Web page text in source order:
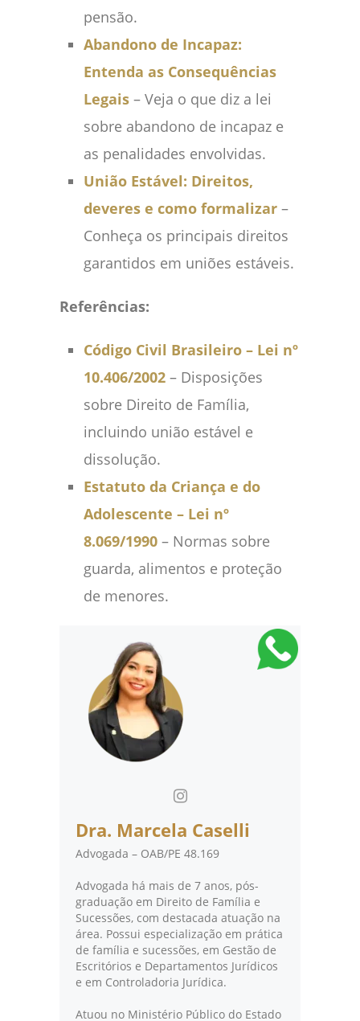
pensão.
Abandono de Incapaz:
Entenda as Consequências
Legais – Veja o que diz a lei
sobre abandono de incapaz e
as penalidades envolvidas.
União Estável: Direitos,
deveres e como formalizar –
Conheça os principais direitos
garantidos em uniões estáveis.
Referências:
Código Civil Brasileiro – Lei nº
10.406/2002 – Disposições
sobre Direito de Família,
incluindo união estável e
dissolução.
Estatuto da Criança e do
Adolescente – Lei nº
8.069/1990 – Normas sobre
guarda, alimentos e proteção
de menores.
Dra. Marcela Caselli
Advogada – OAB/PE 48.169
Advogada há mais de 7 anos, pós-
graduação em Direito de Família e
Sucessões, com destacada atuação na
área. Possui especialização em prática
de família e sucessões, em Gestão de
Escritórios e Departamentos Jurídicos
e em Controladoria Jurídica.
Atuou no Ministério Público do Estado